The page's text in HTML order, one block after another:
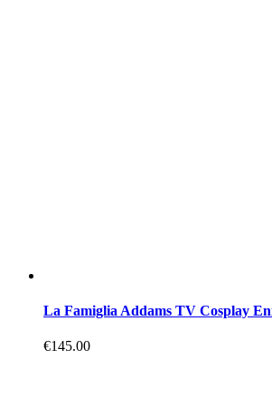
La Famiglia Addams TV Cosplay
€145.00